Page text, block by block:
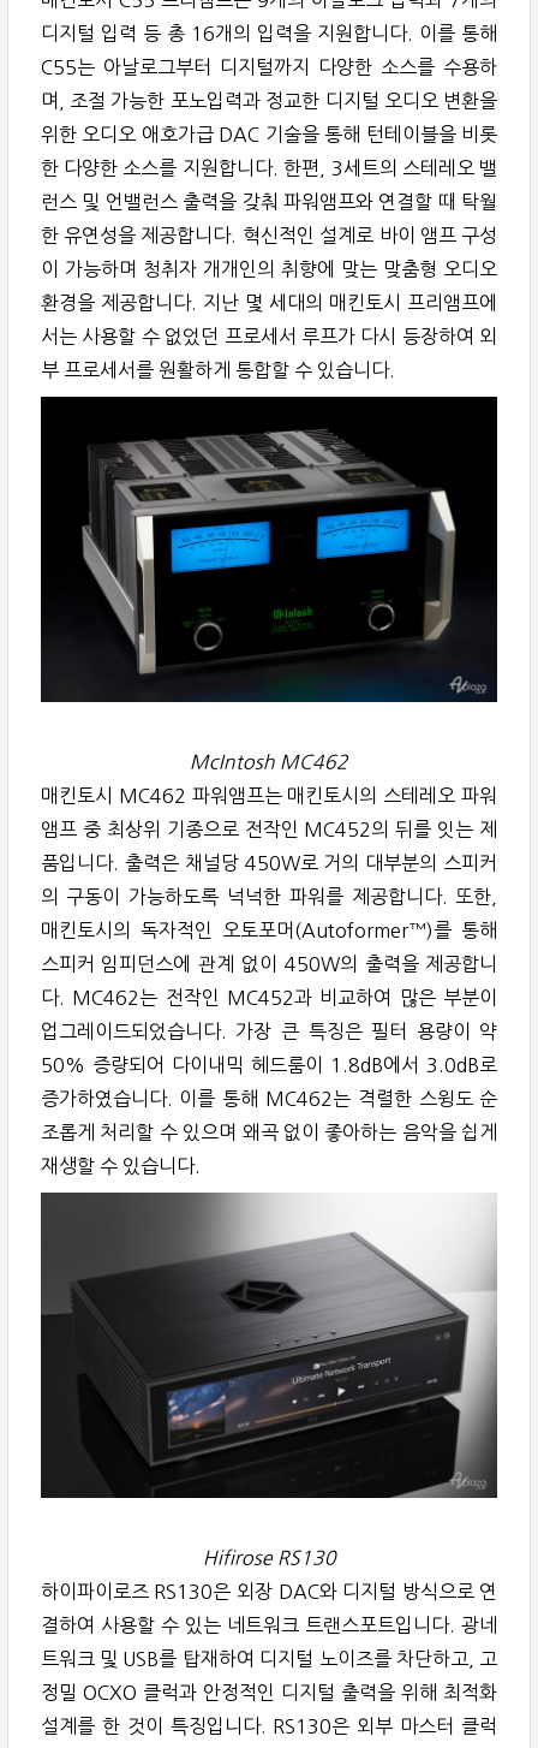
디지털 입력 등 총 16개의 입력을 지원합니다. 이를 통해
C55는 아날로그부터 디지털까지 다양한 소스를 수용하
며, 조절 가능한 포노입력과 정교한 디지털 오디오 변환을
위한 오디오 애호가급 DAC 기술을 통해 턴테이블을 비롯
한 다양한 소스를 지원합니다. 한편, 3세트의 스테레오 밸
런스 및 언밸런스 출력을 갖춰 파워앰프와 연결할 때 탁월
한 유연성을 제공합니다. 혁신적인 설계로 바이 앰프 구성
이 가능하며 청취자 개개인의 취향에 맞는 맞춤형 오디오
환경을 제공합니다. 지난 몇 세대의 매킨토시 프리앰프에
서는 사용할 수 없었던 프로세서 루프가 다시 등장하여 외
부 프로세서를 원활하게 통합할 수 있습니다.
McIntosh MC462
매킨토시 MC462 파워앰프는 매킨토시의 스테레오 파워
앰프 중 최상위 기종으로 전작인 MC452의 뒤를 잇는 제
품입니다. 출력은 채널당 450W로 거의 대부분의 스피커
의 구동이 가능하도록 넉넉한 파워를 제공합니다. 또한,
매킨토시의 독자적인 오토포머(Autoformer™)를 통해
스피커 임피던스에 관계 없이 450W의 출력을 제공합니
다. MC462는 전작인 MC452과 비교하여 많은 부분이
업그레이드되었습니다. 가장 큰 특징은 필터 용량이 약
50% 증량되어 다이내믹 헤드룸이 1.8dB에서 3.0dB로
증가하였습니다. 이를 통해 MC462는 격렬한 스윙도 순
조롭게 처리할 수 있으며 왜곡 없이 좋아하는 음악을 쉽게
재생할 수 있습니다.
Hifirose RS130
하이파이로즈 RS130은 외장 DAC와 디지털 방식으로 연
결하여 사용할 수 있는 네트워크 트랜스포트입니다. 광네
트워크 및 USB를 탑재하여 디지털 노이즈를 차단하고, 고
정밀 OCXO 클럭과 안정적인 디지털 출력을 위해 최적화
설계를 한 것이 특징입니다. RS130은 외부 마스터 클럭